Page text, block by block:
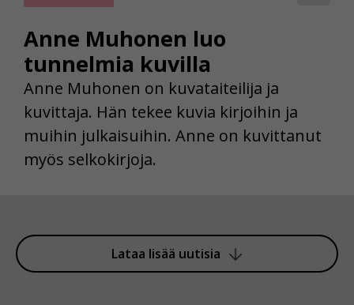
Anne Muhonen luo
tunnelmia kuvilla
Anne Muhonen on kuvataiteilija ja
kuvittaja. Hän tekee kuvia kirjoihin ja
muihin julkaisuihin. Anne on kuvittanut
myös selkokirjoja.
Lataa lisää uutisia